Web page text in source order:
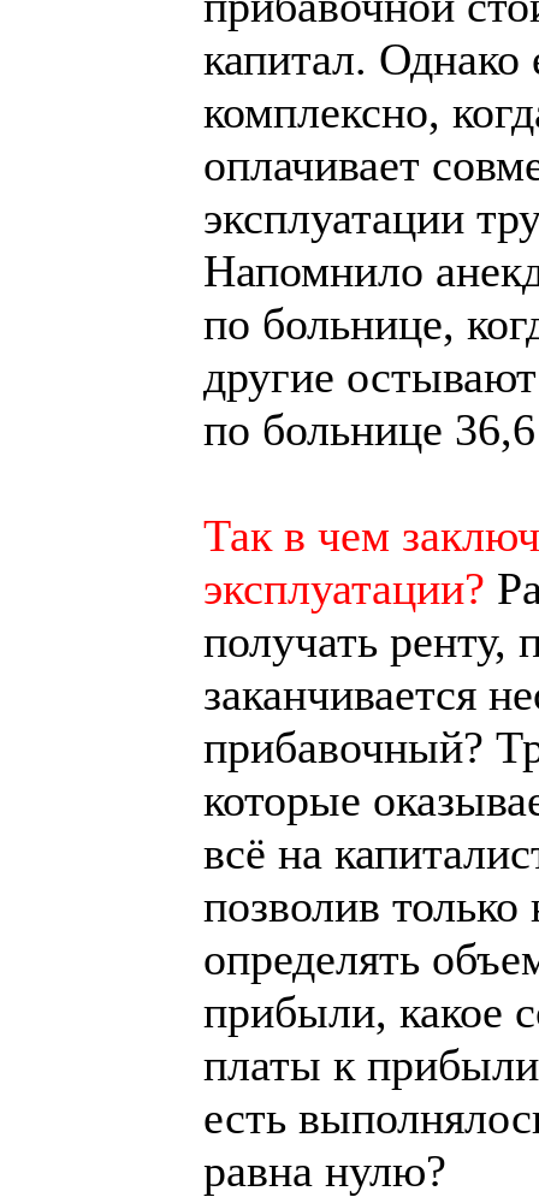
капитал. Однако
комплексно,
оплачивает
эксплуатации
Напомнило
по больнице,
другие
по больнице
Так в чем
эксплуатации?
получать
заканчивается
прибавочный?
которые
всё на
позволив
определять
прибыли, какое
платы к
есть
равна нулю?